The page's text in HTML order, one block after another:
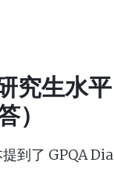
究生水
）
提到了 GPQA